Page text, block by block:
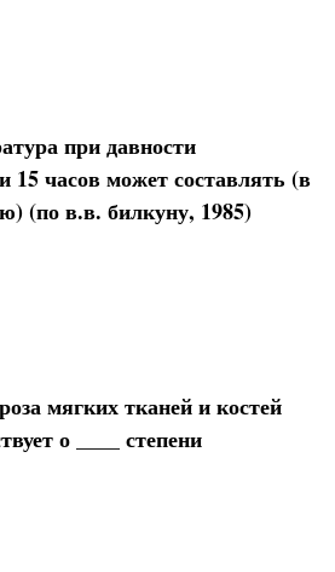
при давности
15 часов может составлять (в
(по в.в. билкуну, 1985)
мягких тканей и костей
о ____ степени